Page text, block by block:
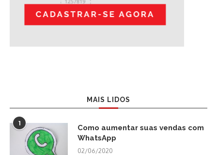
MAIS LIDOS
1
Como aumentar suas vendas com
WhatsApp
02/06/2020